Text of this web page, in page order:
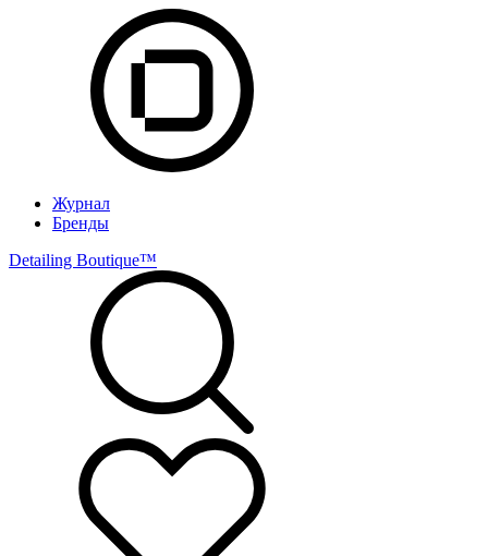
Журнал
Бренды
Detailing Boutique™️